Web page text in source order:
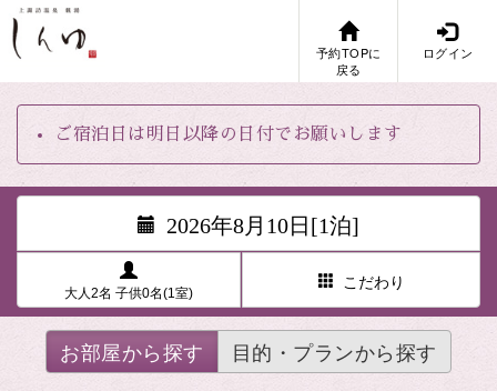
予約TOPに
戻る
ログイン
ご宿泊日は明日以降の日付でお願いします
2026年8月10日[1泊]
大人2名 子供0名(1室)
こだわり
お部屋から探す 目的・プランから探す